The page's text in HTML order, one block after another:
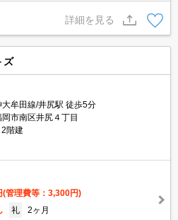
詳細を見る
ズ
牟田線/井尻駅 徒歩5分
市南区井尻４丁目
2階建
(管理費等：3,300円)
礼
2ヶ月